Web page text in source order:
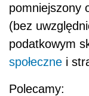
pomniejszony
(bez
podatkowym
społeczne i
Polecamy: